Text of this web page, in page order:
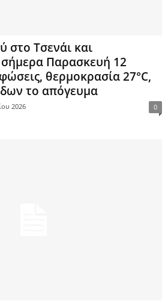
στο Τσενάι και
σήμερα Παρασκευή 12
θερμοκρασία 27°C,
το απόγευμα
2026 0